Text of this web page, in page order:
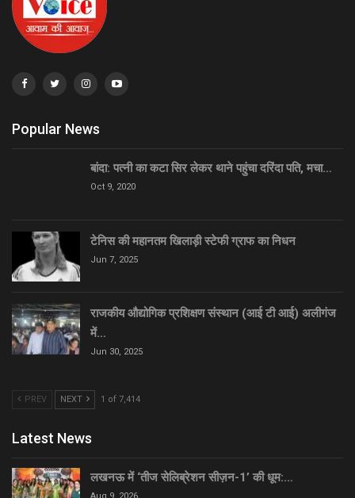
Popular News
बांदा: पत्नी का कटा सिर लेकर थाने पहुंचा दरिंदा पति, मचा…
Oct 9, 2020
टेनिस की महानतम खिलाड़ी स्टेफी ग्राफ का निधन
Jun 7, 2025
राजकीय औद्योगिक प्रशिक्षण संस्थान (आई टी आई) अलीगंज
में…
Jun 30, 2025
PREV NEXT 1 of 7,414
Latest News
लखनऊ में ‘तीज सेलिब्रेशन सीज़न-1’ की धूम:…